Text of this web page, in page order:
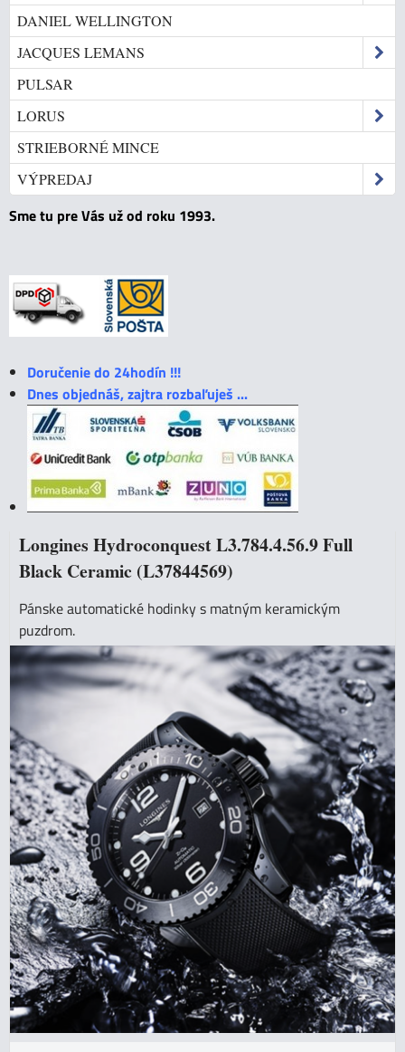
DANIEL WELLINGTON
JACQUES LEMANS
PULSAR
LORUS
STRIEBORNÉ MINCE
VÝPREDAJ
Sme tu pre Vás už od roku 1993.
Doručenie do 24hodín !!!
Dnes objednáš, zajtra rozbaľuješ ...
Longines Hydroconquest L3.784.4.56.9 Full
Black Ceramic (L37844569)
Pánske automatické hodinky s matným keramickým
puzdrom.